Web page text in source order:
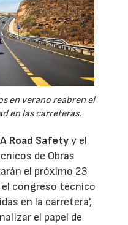
en verano reabren el
en las carreteras.
Road Safetyy el
de Obras
el próximo 23
el congreso técnico
en la carretera',
el papel de